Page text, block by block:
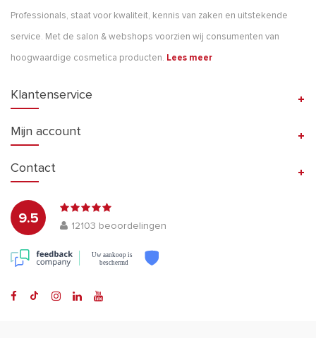
Professionals, staat voor kwaliteit, kennis van zaken en uitstekende
service. Met de salon & webshops voorzien wij consumenten van
hoogwaardige cosmetica producten. Lees meer
Klantenservice
Mijn account
Contact
9.5
12103 beoordelingen
Uw aankoop is
beschermd